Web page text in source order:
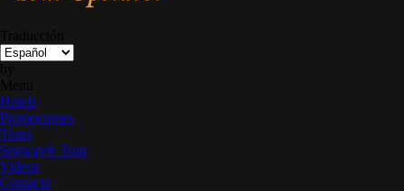
Hotels
Promociones
Tours
Segway® Tour
Videos
Contacto